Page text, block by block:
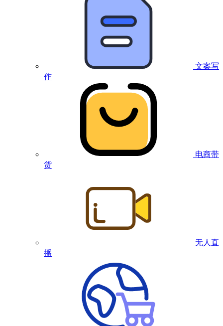
文案写
作
电商带
货
无人直
播